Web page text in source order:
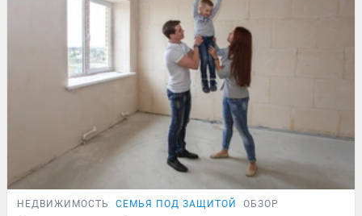
НЕДВИЖИМОСТЬ СЕМЬЯ ПОД ЗАЩИТОЙ ОБЗОР